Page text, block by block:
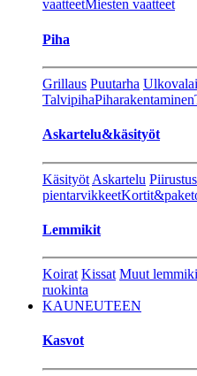
vaatteetMiesten vaatteet
Piha
Grillaus Puutarha
TalvipihaPiharakentaminen
Askartelu&käsityöt
Käsityöt Askartelu
pientarvikkeet
Lemmikit
Koirat Kissat Muut
ruokinta
KAUNEUTEEN
Kasvot